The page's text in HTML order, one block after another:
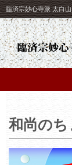
臨済宗妙心寺派 太白
和尚の